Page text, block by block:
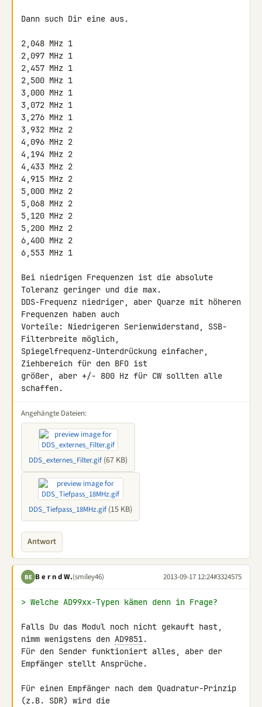
Dann such Dir eine aus.
2,048 MHz 1
2,097 MHz 1
2,457 MHz 1
2,500 MHz 1
3,000 MHz 1
3,072 MHz 1
3,276 MHz 1
3,932 MHz 2
4,096 MHz 2
4,194 MHz 2
4,433 MHz 2
4,915 MHz 2
5,000 MHz 2
5,068 MHz 2
5,120 MHz 2
5,200 MHz 2
6,400 MHz 2
6,553 MHz 1
Bei niedrigen Frequenzen ist die absolute
Toleranz geringer und die max.
DDS-Frequenz niedriger, aber Quarze mit höheren
Frequenzen haben auch
Vorteile: Niedrigeren Serienwiderstand, SSB-
Filterbreite möglich,
Spiegelfrequenz-Unterdrückung einfacher,
Ziehbereich für den BFO ist
größer, aber +/- 800 Hz für CW sollten alle
schaffen.
Angehängte Dateien:
DDS_externes_Filter.gif (67 KB)
DDS_Tiefpass_18MHz.gif (15 KB)
Antwort
BE B e r n d W.(smiley46) 2013-09-17 12:24#3324575
> Welche AD99xx-Typen kämen denn in Frage?
Falls Du das Modul noch nicht gekauft hast,
nimm wenigstens den AD9851.
Für den Sender funktioniert alles, aber der
Empfänger stellt Ansprüche.
Für einen Empfänger nach dem Quadratur-Prinzip
(z.B. SDR) wird die